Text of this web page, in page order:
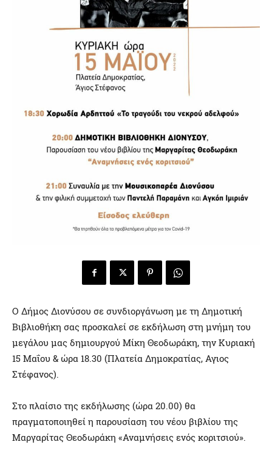
Ο Δήμος Διονύσου σε συνδιοργάνωση με τη Δημοτική
Βιβλιοθήκη σας προσκαλεί σε εκδήλωση στη μνήμη του
μεγάλου μας δημιουργού Μίκη Θεοδωράκη, την Κυριακή
15 Μαΐου & ώρα 18.30 (Πλατεία Δημοκρατίας, Αγιος
Στέφανος).
Στο πλαίσιο της εκδήλωσης (ώρα 20.00) θα
πραγματοποιηθεί η παρουσίαση του νέου βιβλίου της
Μαργαρίτας Θεοδωράκη «Αναμνήσεις ενός κοριτσιού».